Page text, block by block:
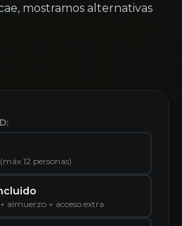
mostramos alternativas
12 personas)
almuerzo + acceso extra